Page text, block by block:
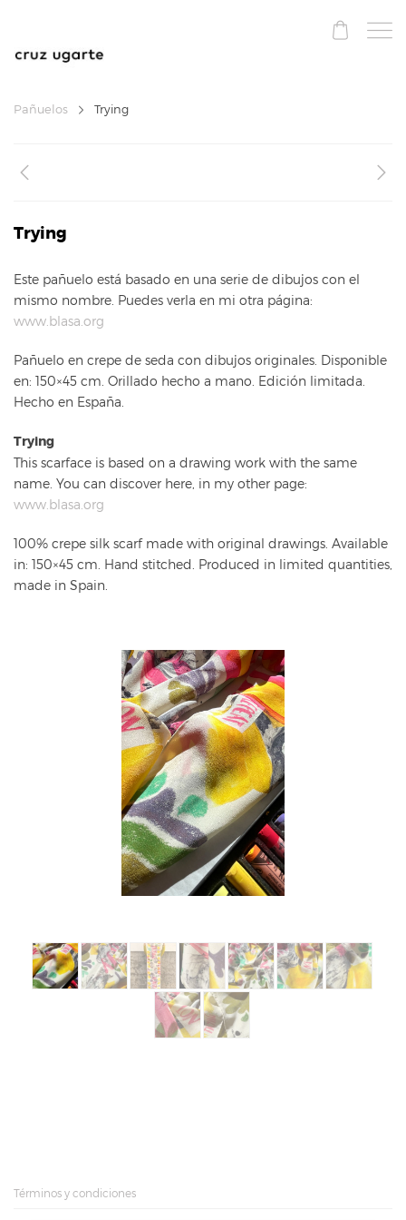
Pañuelos Trying
Trying
Este pañuelo está basado en una serie de dibujos con el
mismo nombre. Puedes verla en mi otra página:
www.blasa.org
Pañuelo en crepe de seda con dibujos originales. Disponible
en: 150×45 cm. Orillado hecho a mano. Edición limitada.
Hecho en España.
Trying
This scarface is based on a drawing work with the same
name. You can discover here, in my other page:
www.blasa.org
100% crepe silk scarf made with original drawings. Available
in: 150×45 cm. Hand stitched. Produced in limited quantities,
made in Spain.
Términos y condiciones